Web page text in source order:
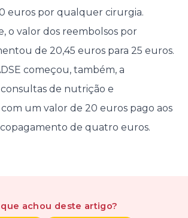
euros por qualquer cirurgia.
o valor dos reembolsos por
de 20,45 euros para 25 euros.
começou, também, a
de nutrição e
um valor de 20 euros pago aos
de quatro euros.
achou deste artigo?